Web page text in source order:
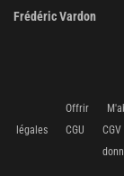
Frédéric Vardon
Offrir
légales
CGU CGV